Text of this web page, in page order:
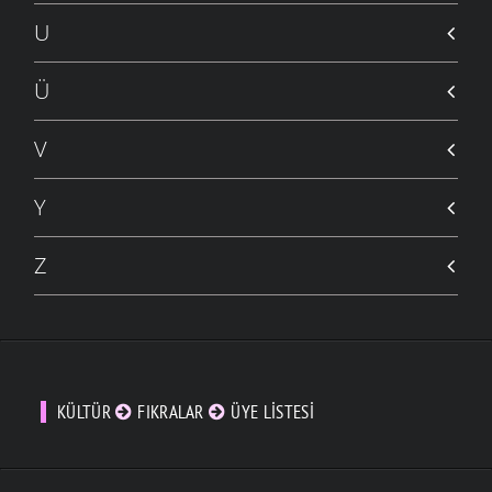
YIL 1973
ANILAR- 8 MART 2006
YAŞARKEN
ŞIIRLER- 28 ŞUBAT 2006
YAZIK
ÖYKÜLER- 16 ŞUBAT 2006
NAZLILARIN KÖYÜ
ŞIIRLER- 15 ŞUBAT 2006
ÖYKÜLER- 29 OCAK 2006
U
Ü
V
Y
Z
KÜLTÜR FIKRALAR ÜYE LISTESI